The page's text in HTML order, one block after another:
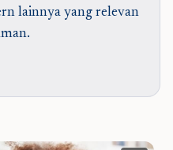
lainnya yang relevan